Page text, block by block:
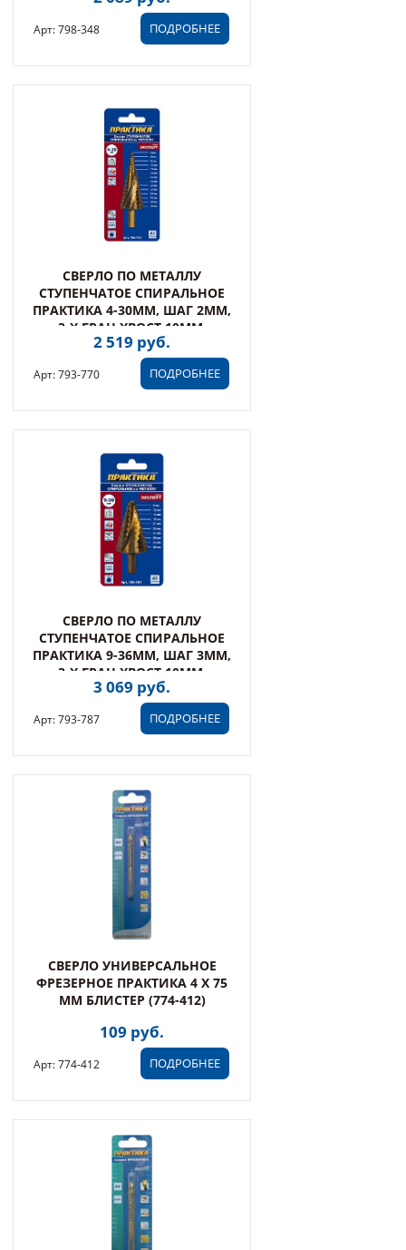
ПОДРОБНЕЕ
Арт: 798-348
СВЕРЛО ПО МЕТАЛЛУ
СТУПЕНЧАТОЕ СПИРАЛЬНОЕ
ПРАКТИКА 4-30ММ, ШАГ 2ММ,
3-Х ГРАН.ХВОСТ.10ММ,
ЭКСПЕРТ
2 519 руб.
ПОДРОБНЕЕ
Арт: 793-770
СВЕРЛО ПО МЕТАЛЛУ
СТУПЕНЧАТОЕ СПИРАЛЬНОЕ
ПРАКТИКА 9-36ММ, ШАГ 3ММ,
3-Х ГРАН.ХВОСТ.10ММ,
ЭКСПЕРТ
3 069 руб.
ПОДРОБНЕЕ
Арт: 793-787
СВЕРЛО УНИВЕРСАЛЬНОЕ
ФРЕЗЕРНОЕ ПРАКТИКА 4 Х 75
ММ БЛИСТЕР (774-412)
109 руб.
ПОДРОБНЕЕ
Арт: 774-412